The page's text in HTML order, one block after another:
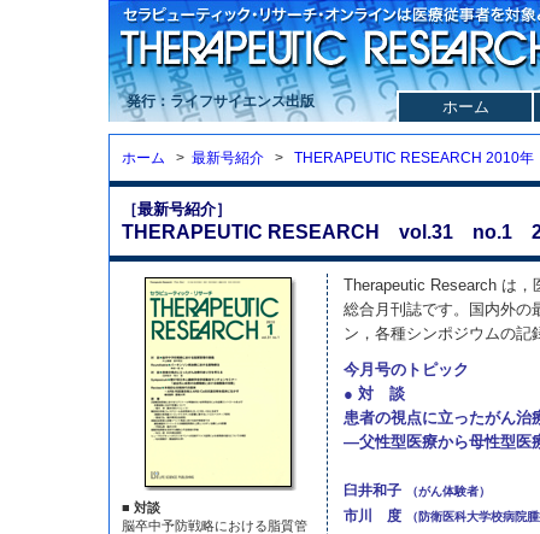
発行：ライフサイエンス出版 ホーム
ホーム > 最新号紹介 > THERAPEUTIC RESEARCH 2010年
［最新号紹介］
THERAPEUTIC RESEARCH vol.31 no.1
■ 対談
脳卒中予防戦略における脂質管
Therapeutic Research は
総合月刊誌です。国内外の
ン，各種シンポジウムの記
今月号のトピック
● 対 談
患者の視点に立ったがん治
—父性型医療から母性型医
臼井和子 （がん体験者）
市川 度 （防衛医科大学校病院